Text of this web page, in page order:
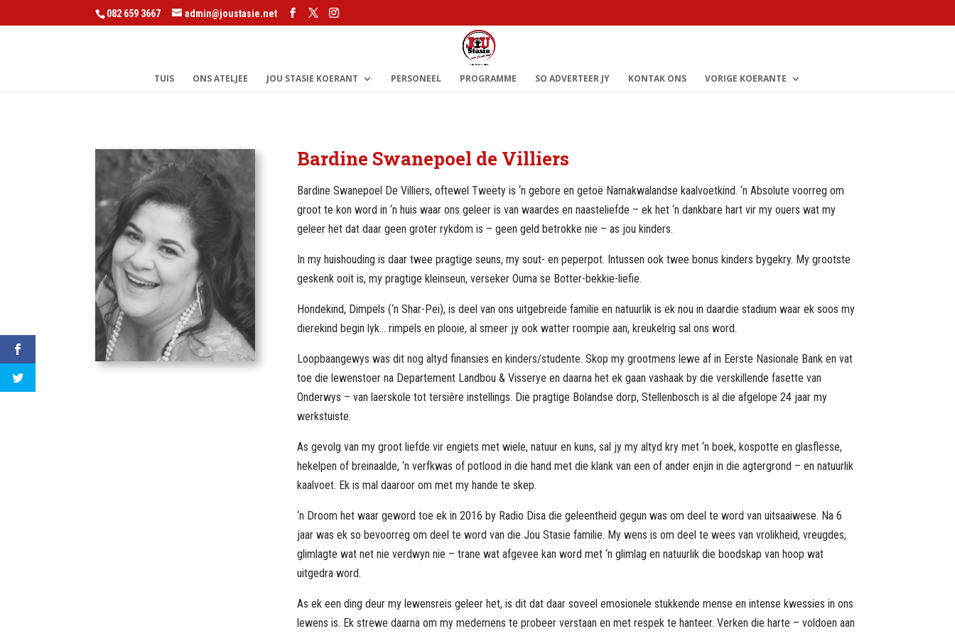
082 659 3667 admin@joustasie.net
TUIS ONS ATELJEE JOU STASIE KOERANT PERSONEEL PROGRAMME SO ADVERTEER JY KONTAK ONS VORIGE KOERANTE
Bardine Swanepoel de Villiers
Bardine Swanepoel De Villiers, oftewel Tweety is ‘n gebore en getoë Namakwalandse kaalvoetkind. ‘n Absolute voorreg om
groot te kon word in ‘n huis waar ons geleer is van waardes en naasteliefde – ek het ‘n dankbare hart vir my ouers wat my
geleer het dat daar geen groter rykdom is – geen geld betrokke nie – as jou kinders.
In my huishouding is daar twee pragtige seuns, my sout- en peperpot. Intussen ook twee bonus kinders bygekry. My grootste
geskenk ooit is, my pragtige kleinseun, verseker Ouma se Botter-bekkie-liefie.
Hondekind, Dimpels (‘n Shar-Pei), is deel van ons uitgebreide familie en natuurlik is ek nou in daardie stadium waar ek soos my
dierekind begin lyk… rimpels en plooie, al smeer jy ook watter roompie aan, kreukelrig sal ons word.
Loopbaangewys was dit nog altyd finansies en kinders/studente. Skop my grootmens lewe af in Eerste Nasionale Bank en vat
toe die lewenstoer na Departement Landbou & Visserye en daarna het ek gaan vashaak by die verskillende fasette van
Onderwys – van laerskole tot tersiêre instellings. Die pragtige Bolandse dorp, Stellenbosch is al die afgelope 24 jaar my
werkstuiste.
As gevolg van my groot liefde vir engiets met wiele, natuur en kuns, sal jy my altyd kry met ‘n boek, kospotte en glasflesse,
hekelpen of breinaalde, ‘n verfkwas of potlood in die hand met die klank van een of ander enjin in die agtergrond – en natuurlik
kaalvoet. Ek is mal daaroor om met my hande te skep.
‘n Droom het waar geword toe ek in 2016 by Radio Disa die geleentheid gegun was om deel te word van uitsaaiwese. Na 6
jaar was ek so bevoorreg om deel te word van die Jou Stasie familie. My wens is om deel te wees van vrolikheid, vreugdes,
glimlagte wat net nie verdwyn nie – trane wat afgevee kan word met ‘n glimlag en natuurlik die boodskap van hoop wat
uitgedra word.
As ek een ding deur my lewensreis geleer het, is dit dat daar soveel emosionele stukkende mense en intense kwessies in ons
lewens is. Ek strewe daarna om my medemens te probeer verstaan en met respek te hanteer. Verken die harte – voldoen aan